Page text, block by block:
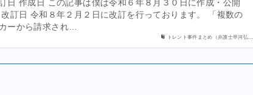
トレント事件まとめ（弁護士早河弘…
日 作成日 この記事は僕は令和６年８月３０日に作成・公開
改訂日 令和８年２月２日に改訂を行っております。 「複数の
ーから請求され…